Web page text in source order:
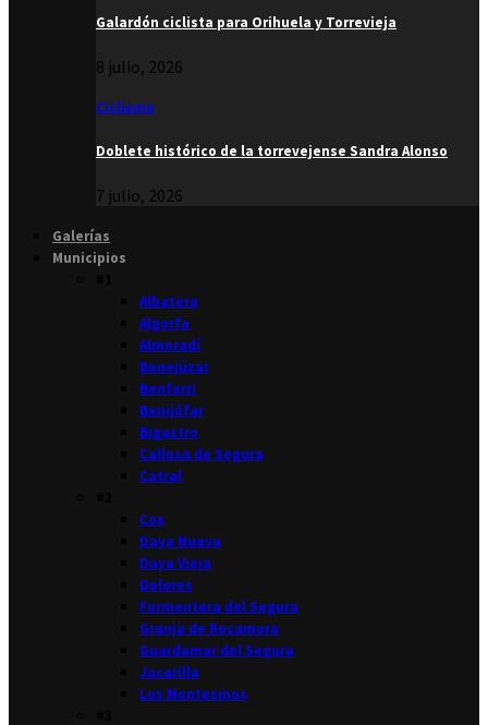
Galardón ciclista para Orihuela y Torrevieja
8 julio, 2026
Ciclismo
Doblete histórico de la torrevejense Sandra Alonso
7 julio, 2026
Galerías
Municipios
Albatera
Algorfa
Almoradí
Benejúzar
Benferri
Benijófar
Bigastro
Callosa de Segura
Catral
Cox
Daya Nueva
Daya Vieja
Dolores
Formentera del Segura
Granja de Rocamora
Guardamar del Segura
Jacarilla
Los Montesinos